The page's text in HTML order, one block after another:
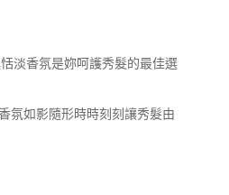
淡香氛是妳呵護秀髮的最佳選
氛如影隨形時時刻刻讓秀髮由